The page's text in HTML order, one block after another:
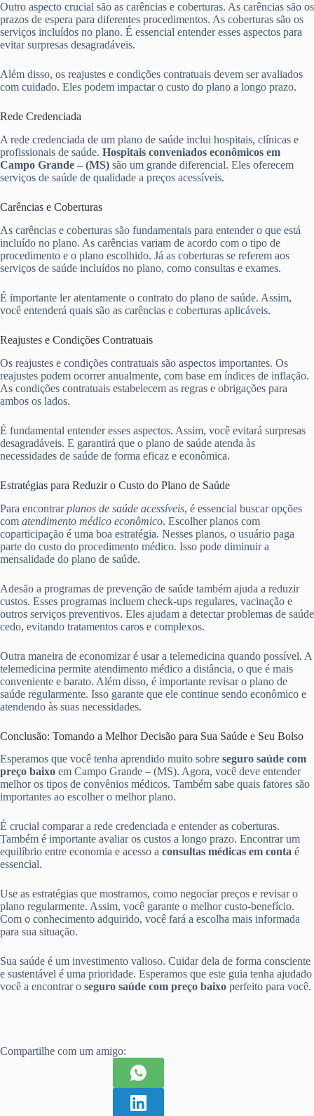
Outro aspecto crucial são as carências e coberturas. As carências são os
prazos de espera para diferentes procedimentos. As coberturas são os
serviços incluídos no plano. É essencial entender esses aspectos para
evitar surpresas desagradáveis.
Além disso, os reajustes e condições contratuais devem ser avaliados
com cuidado. Eles podem impactar o custo do plano a longo prazo.
Rede Credenciada
A rede credenciada de um plano de saúde inclui hospitais, clínicas e
profissionais de saúde. Hospitais conveniados econômicos em
Campo Grande – (MS) são um grande diferencial. Eles oferecem
serviços de saúde de qualidade a preços acessíveis.
Carências e Coberturas
As carências e coberturas são fundamentais para entender o que está
incluído no plano. As carências variam de acordo com o tipo de
procedimento e o plano escolhido. Já as coberturas se referem aos
serviços de saúde incluídos no plano, como consultas e exames.
É importante ler atentamente o contrato do plano de saúde. Assim,
você entenderá quais são as carências e coberturas aplicáveis.
Reajustes e Condições Contratuais
Os reajustes e condições contratuais são aspectos importantes. Os
reajustes podem ocorrer anualmente, com base em índices de inflação.
As condições contratuais estabelecem as regras e obrigações para
ambos os lados.
É fundamental entender esses aspectos. Assim, você evitará surpresas
desagradáveis. E garantirá que o plano de saúde atenda às
necessidades de saúde de forma eficaz e econômica.
Estratégias para Reduzir o Custo do Plano de Saúde
Para encontrarplanos de saúde acessíveis, é essencial buscar opções
com atendimento médico econômico. Escolher planos com
coparticipação é uma boa estratégia. Nesses planos, o usuário paga
parte do custo do procedimento médico. Isso pode diminuir a
mensalidade do plano de saúde.
Adesão a programas de prevenção de saúde também ajuda a reduzir
custos. Esses programas incluem check-ups regulares, vacinação e
outros serviços preventivos. Eles ajudam a detectar problemas de saúde
cedo, evitando tratamentos caros e complexos.
Outra maneira de economizar é usar a telemedicina quando possível. A
telemedicina permite atendimento médico a distância, o que é mais
conveniente e barato. Além disso, é importante revisar o plano de
saúde regularmente. Isso garante que ele continue sendo econômico e
atendendo às suas necessidades.
Conclusão: Tomando a Melhor Decisão para Sua Saúde e Seu Bolso
Esperamos que você tenha aprendido muito sobre seguro saúde com
preço baixo em Campo Grande – (MS). Agora, você deve entender
melhor os tipos de convênios médicos. Também sabe quais fatores são
importantes ao escolher o melhor plano.
É crucial comparar a rede credenciada e entender as coberturas.
Também é importante avaliar os custos a longo prazo. Encontrar um
equilíbrio entre economia e acesso a consultas médicas em conta é
essencial.
Use as estratégias que mostramos, como negociar preços e revisar o
plano regularmente. Assim, você garante o melhor custo-benefício.
Com o conhecimento adquirido, você fará a escolha mais informada
para sua situação.
Sua saúde é um investimento valioso. Cuidar dela de forma consciente
e sustentável é uma prioridade. Esperamos que este guia tenha ajudado
você a encontrar o seguro saúde com preço baixo perfeito para você.
Compartilhe com um amigo: